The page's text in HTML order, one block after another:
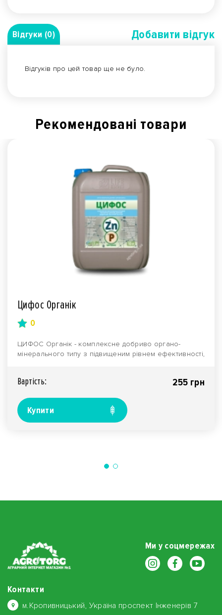
Відгуки (0) Добавити вiдгук
Відгуків про цей товар ще не було.
Рекомендованi товари
Цифос Органік
0
ЦИФОС Органік - комплексне добриво органо-
мінерального типу з підвищеним рівнем ефективності,
Вартiсть: 255 грн
Купити
Ми у соцмережах
Контакти
м.Кропивницький, Україна проспект Інженерів 7